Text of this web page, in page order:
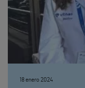
18 enero 2024